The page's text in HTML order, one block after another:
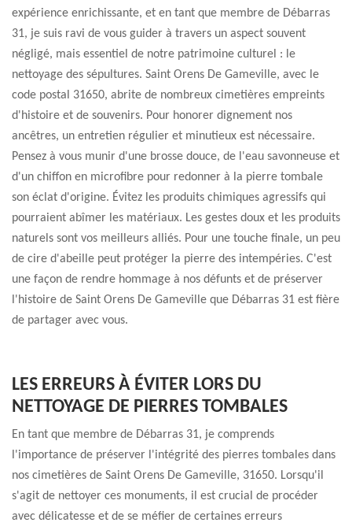
expérience enrichissante, et en tant que membre de Débarras
31, je suis ravi de vous guider à travers un aspect souvent
négligé, mais essentiel de notre patrimoine culturel : le
nettoyage des sépultures. Saint Orens De Gameville, avec le
code postal 31650, abrite de nombreux cimetières empreints
d'histoire et de souvenirs. Pour honorer dignement nos
ancêtres, un entretien régulier et minutieux est nécessaire.
Pensez à vous munir d'une brosse douce, de l'eau savonneuse et
d'un chiffon en microfibre pour redonner à la pierre tombale
son éclat d'origine. Évitez les produits chimiques agressifs qui
pourraient abîmer les matériaux. Les gestes doux et les produits
naturels sont vos meilleurs alliés. Pour une touche finale, un peu
de cire d'abeille peut protéger la pierre des intempéries. C'est
une façon de rendre hommage à nos défunts et de préserver
l'histoire de Saint Orens De Gameville que Débarras 31 est fière
de partager avec vous.
LES ERREURS À ÉVITER LORS DU
NETTOYAGE DE PIERRES TOMBALES
En tant que membre de Débarras 31, je comprends
l'importance de préserver l'intégrité des pierres tombales dans
nos cimetières de Saint Orens De Gameville, 31650. Lorsqu'il
s'agit de nettoyer ces monuments, il est crucial de procéder
avec délicatesse et de se méfier de certaines erreurs